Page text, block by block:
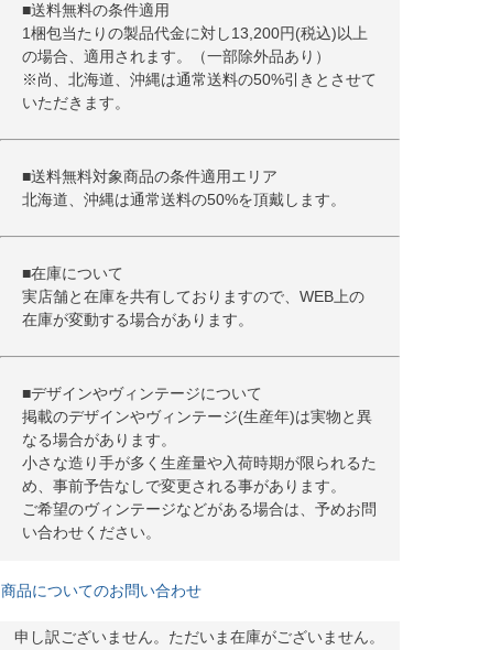
■送料無料の条件適用
1梱包当たりの製品代金に対し13,200円(税込)以上
の場合、適用されます。（一部除外品あり）
※尚、北海道、沖縄は通常送料の50%引きとさせて
いただきます。
■送料無料対象商品の条件適用エリア
北海道、沖縄は通常送料の50%を頂戴します。
■在庫について
実店舗と在庫を共有しておりますので、WEB上の
在庫が変動する場合があります。
■デザインやヴィンテージについて
掲載のデザインやヴィンテージ(生産年)は実物と異
なる場合があります。
小さな造り手が多く生産量や入荷時期が限られるた
め、事前予告なしで変更される事があります。
ご希望のヴィンテージなどがある場合は、予めお問
い合わせください。
商品についてのお問い合わせ
申し訳ございません。ただいま在庫がございません。